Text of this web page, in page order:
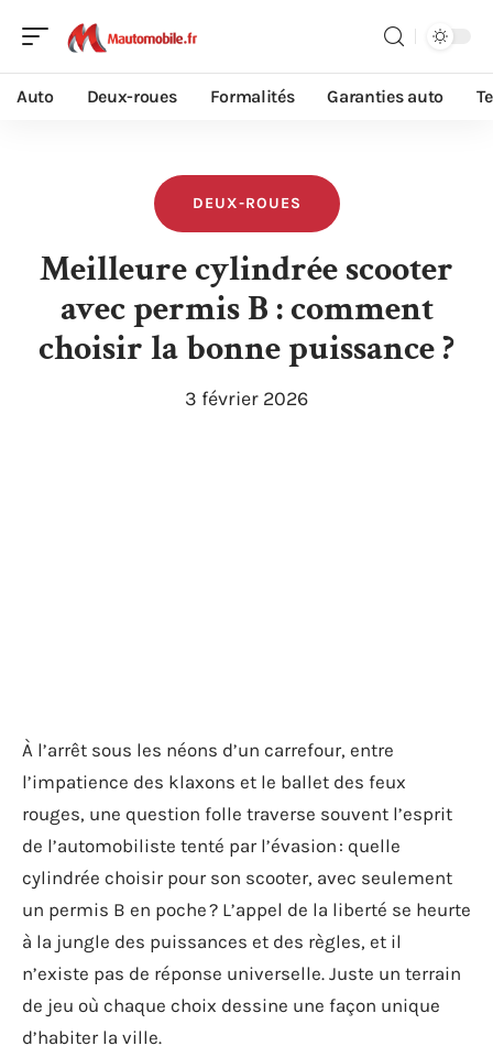
Auto Deux-roues Formalités Garanties auto
DEUX-ROUES
Meilleure cylindrée scooter
avec permis B : comment
choisir la bonne puissance ?
3 février 2026
À l’arrêt sous les néons d’un carrefour, entre
l’impatience des klaxons et le ballet des feux
rouges, une question folle traverse souvent l’esprit
de l’automobiliste tenté par l’évasion : quelle
cylindrée choisir pour son scooter, avec seulement
un permis B en poche ? L’appel de la liberté se heurte
à la jungle des puissances et des règles, et il
n’existe pas de réponse universelle. Juste un terrain
de jeu où chaque choix dessine une façon unique
d’habiter la ville.